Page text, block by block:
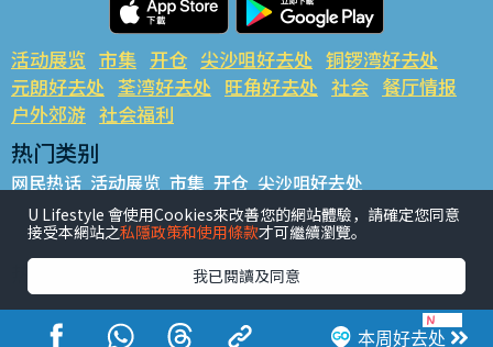
本周好去处
活动展览 市集 开仓 尖沙咀好去处 铜锣湾好去处
元朗好去处 荃湾好去处 旺角好去处 社会 餐厅情报
户外郊游 社会福利
热门类别
网民热话 活动展览 市集 开仓 尖沙咀好去处
铜锣湾好去处 元朗好去处 荃湾好去处 旺角好去处 社会
餐厅情报 户外郊游
热门标签
#UGO揾好去处 #人气活动推介 #美食社群热话
#亲子玩乐好去处
#ULifestyle应用程式
#限时抢
U Lifestyle 會使用Cookies來改善您的網站體驗，請確定您同意
接受本網站之私隱政策和使用條款才可繼續瀏覽。
我已閱讀及同意